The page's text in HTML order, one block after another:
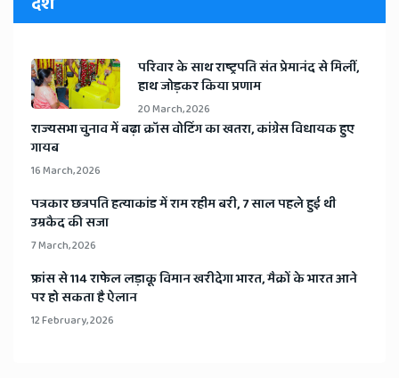
​परिवार के साथ राष्ट्रपति संत प्रेमानंद से मिलीं,
हाथ जोड़कर किया प्रणाम
20 March, 2026
​राज्यसभा चुनाव में बढ़ा क्रॉस वोटिंग का खतरा, कांग्रेस विधायक हुए
गायब
16 March, 2026
​पत्रकार छत्रपति हत्याकांड में राम रहीम बरी, 7 साल पहले हुई थी
उम्रकैद की सजा
7 March, 2026
​फ्रांस से 114 राफेल लड़ाकू विमान खरीदेगा भारत, मैक्रों के भारत आने
पर हो सकता है ऐलान
12 February, 2026